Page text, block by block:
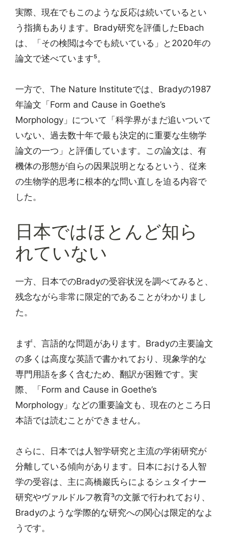
実際、現在でもこのような反応は続いているとい
う指摘もあります。Brady研究を評価したEbach
は、「その検閲は今でも続いている」と2020年の
論文で述べています⁵。
一方で、The Nature Instituteでは、Bradyの1987
年論文「Form and Cause in Goethe’s
Morphology」について「科学界がまだ追いついて
いない、過去数十年で最も決定的に重要な生物学
論文の一つ」と評価しています。この論文は、有
機体の形態が自らの因果説明となるという、従来
の生物学的思考に根本的な問い直しを迫る内容で
した。
日本ではほとんど知ら
れていない
一方、日本でのBradyの受容状況を調べてみると、
残念ながら非常に限定的であることがわかりまし
た。
まず、言語的な問題があります。Bradyの主要論文
の多くは高度な英語で書かれており、現象学的な
専門用語を多く含むため、翻訳が困難です。実
際、「Form and Cause in Goethe’s
Morphology」などの重要論文も、現在のところ日
本語では読むことができません。
さらに、日本では人智学研究と主流の学術研究が
分離している傾向があります。日本における人智
学の受容は、主に高橋巖氏らによるシュタイナー
研究やヴァルドルフ教育³の文脈で行われており、
Bradyのような学際的な研究への関心は限定的なよ
うです。